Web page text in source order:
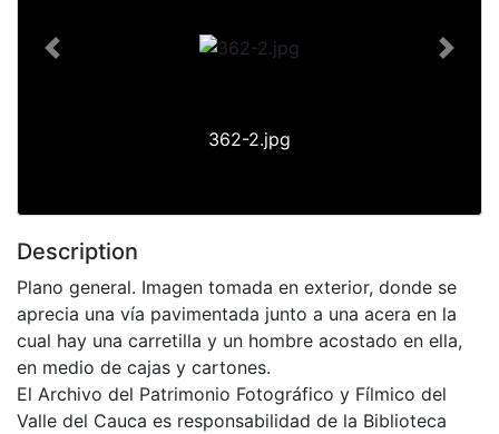
362-2.jpg
Previous Next
Description
Plano general. Imagen tomada en exterior, donde se
aprecia una vía pavimentada junto a una acera en la
cual hay una carretilla y un hombre acostado en ella,
en medio de cajas y cartones.
El Archivo del Patrimonio Fotográfico y Fílmico del
Valle del Cauca es responsabilidad de la Biblioteca